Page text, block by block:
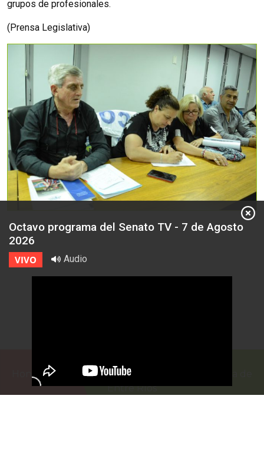
grupos de profesionales.
(Prensa Legislativa)
Honorable Cámara de Senadores de la Provincia de
Entre Ríos
Octavo programa del Senato TV - 7 de Agosto
2026
VIVO Audio